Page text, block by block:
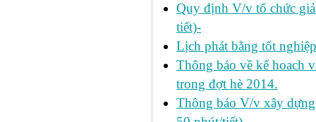
Quy định V/v tổ chức
tiết)-
Lịch phát bằng tốt
Thông báo về kế hoach
trong đợt hè 2014.
Thông báo V/v xây